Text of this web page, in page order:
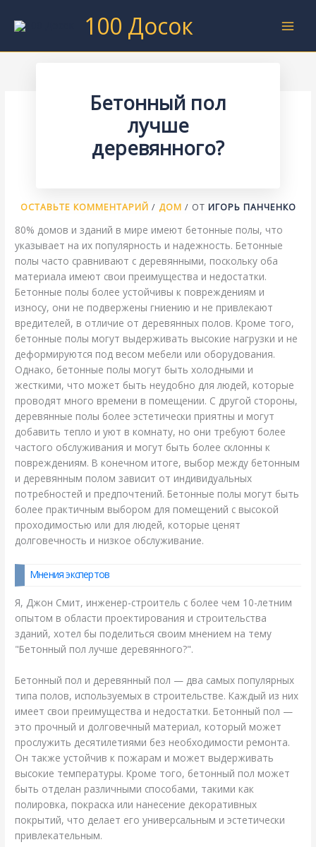
100 Досок
Бетонный пол
лучше
деревянного?
ОСТАВЬТЕ КОММЕНТАРИЙ / ДОМ / ОТ ИГОРЬ ПАНЧЕНКО
80% домов и зданий в мире имеют бетонные полы, что
указывает на их популярность и надежность. Бетонные
полы часто сравнивают с деревянными, поскольку оба
материала имеют свои преимущества и недостатки.
Бетонные полы более устойчивы к повреждениям и
износу, они не подвержены гниению и не привлекают
вредителей, в отличие от деревянных полов. Кроме того,
бетонные полы могут выдерживать высокие нагрузки и не
деформируются под весом мебели или оборудования.
Однако, бетонные полы могут быть холодными и
жесткими, что может быть неудобно для людей, которые
проводят много времени в помещении. С другой стороны,
деревянные полы более эстетически приятны и могут
добавить тепло и уют в комнату, но они требуют более
частого обслуживания и могут быть более склонны к
повреждениям. В конечном итоге, выбор между бетонным
и деревянным полом зависит от индивидуальных
потребностей и предпочтений. Бетонные полы могут быть
более практичным выбором для помещений с высокой
проходимостью или для людей, которые ценят
долговечность и низкое обслуживание.
Мнения экспертов
Я, Джон Смит, инженер-строитель с более чем 10-летним
опытом в области проектирования и строительства
зданий, хотел бы поделиться своим мнением на тему
"Бетонный пол лучше деревянного?".
Бетонный пол и деревянный пол — два самых популярных
типа полов, используемых в строительстве. Каждый из них
имеет свои преимущества и недостатки. Бетонный пол —
это прочный и долговечный материал, который может
прослужить десятилетиями без необходимости ремонта.
Он также устойчив к пожарам и может выдерживать
высокие температуры. Кроме того, бетонный пол может
быть отделан различными способами, такими как
полировка, покраска или нанесение декоративных
покрытий, что делает его универсальным и эстетически
привлекательным.